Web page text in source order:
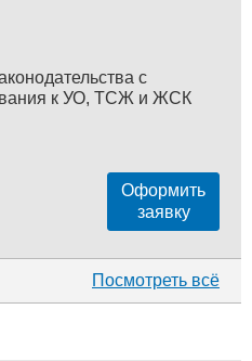
с
к УО, ТСЖ и ЖСК
Оформить
заявку
Посмотреть всё